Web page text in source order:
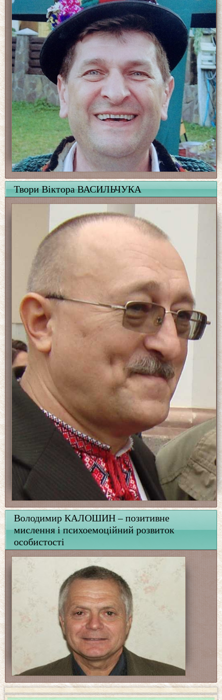
Твори Віктора ВАСИЛЬЧУКА
Володимир КАЛОШИН – позитивне
мислення і психоемоційний розвиток
особистості